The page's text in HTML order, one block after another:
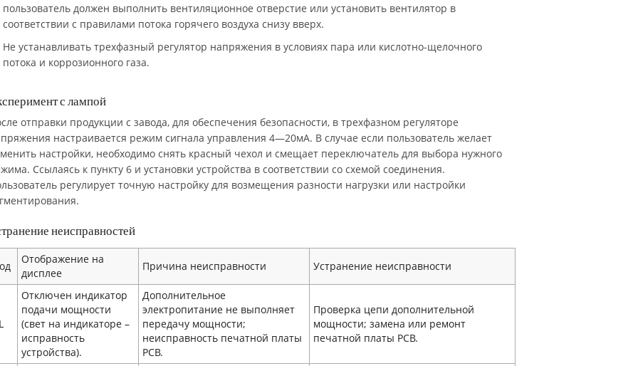
пользователь должен выполнить вентиляционное отверстие или установить вентилятор в
соответствии с правилами потока горячего воздуха снизу вверх.
Не устанавливать трехфазный регулятор напряжения в условиях пара или кислотно-щелочного
потока и коррозионного газа.
с лампой
отправки продукции с завода, для обеспечения безопасности, в трехфазном регуляторе
настраивается режим сигнала управления 4—20мA. В случае если пользователь желает
настройки, необходимо снять красный чехол и смещает переключатель для выбора нужного
Ссылаясь к пункту 6 и установки устройства в соответствии со схемой соединения.
регулирует точную настройку для возмещения разности нагрузки или настройки
неисправностей
Отображение на
дисплее
Причина неисправности Устранение неисправности
Отключен индикатор
подачи мощности
(свет на индикаторе –
исправность
устройства).
Дополнительное
электропитание не выполняет
передачу мощности;
неисправность печатной платы
PCB.
Проверка цепи дополнительной
мощности; замена или ремонт
печатной платы PCB.